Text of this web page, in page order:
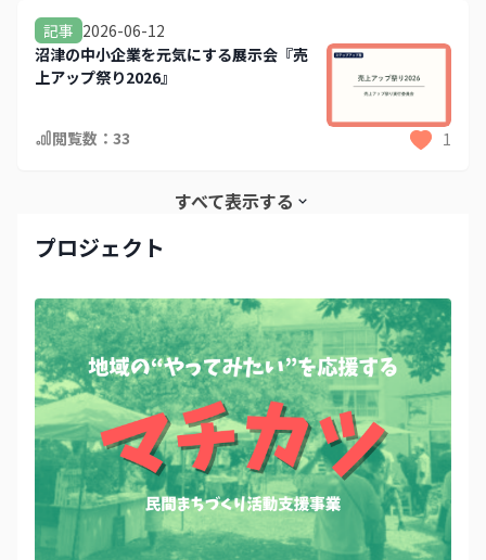
記事 2026-06-12
沼津の中小企業を元気にする展示会『売
上アップ祭り2026』
閲覧数： 33 1
すべて表示する
プロジェクト